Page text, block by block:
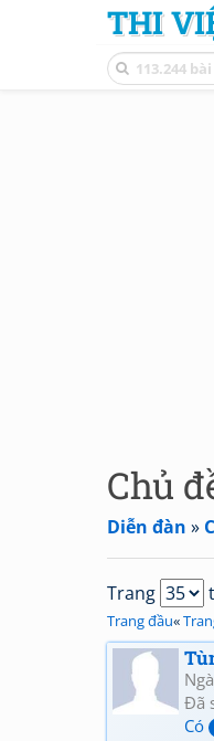
THI
Chủ
Diễn đàn »
Trang
Trang đầu«
Đã
Có